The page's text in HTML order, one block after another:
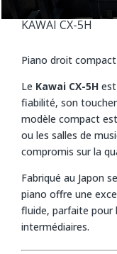
KAWAI CX-5H
Piano droit
Le Kawai CX-5H
fiabilité, son
modèle compact
ou les salles de
compromis sur la
Fabriqué au Japon
piano offre une
fluide, parfaite pour
intermédiaires.